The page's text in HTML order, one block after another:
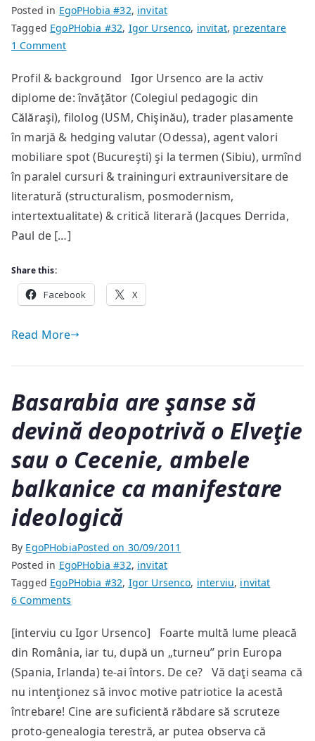
Posted in EgoPHobia #32, invitat
Tagged EgoPHobia #32, Igor Ursenco, invitat, prezentare
1 Commenton
Ursenco
–
invitatul
din
EgoPHobia
#32
Profil & background Igor Ursenco are la activ
diplome de: învăţător (Colegiul pedagogic din
Călăraşi), filolog (USM, Chişinău), trader plasamente
în marjă & hedging valutar (Odessa), agent valori
mobiliare spot (Bucureşti) şi la termen (Sibiu), urmînd
în paralel cursuri & traininguri extrauniversitare de
literaturǎ (structuralism, posmodernism,
intertextualitate) & criticǎ literarǎ (Jacques Derrida,
Paul de […]
Share this:
Facebook X
Read More
Basarabia are şanse să
devină deopotrivă o Elveţie
sau o Cecenie, ambele
balkanice ca manifestare
ideologică
By EgoPHobiaPosted on 30/09/2011
Posted in EgoPHobia #32, invitat
Tagged EgoPHobia #32, Igor Ursenco, interviu, invitat
6 Comments
are
şanse
să
devină
deopotrivă
[interviu cu Igor Ursenco] Foarte multă lume pleacă
din România, iar tu, după un „turneu” prin Europa
(Spania, Irlanda) te-ai întors. De ce? Vă daţi seama că
nu intenţionez să invoc motive patriotice la acestă
întrebare! Cine are suficientă răbdare să scruteze
proto-genealogia terestră, ar putea observa că